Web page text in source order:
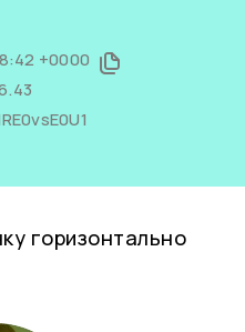
+0000
горизонтально